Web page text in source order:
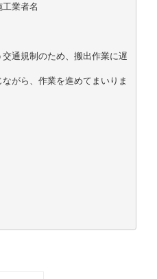
業者名
通規制のため、搬出作業に遅
がら、作業を進めてまいりま